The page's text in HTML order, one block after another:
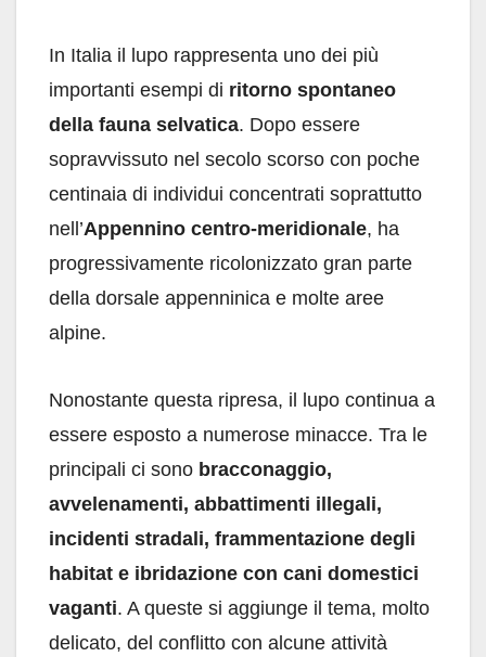
In Italia il lupo rappresenta uno dei più
importanti esempi di ritorno spontaneo
della fauna selvatica. Dopo essere
sopravvissuto nel secolo scorso con poche
centinaia di individui concentrati soprattutto
nell’Appennino centro-meridionale, ha
progressivamente ricolonizzato gran parte
della dorsale appenninica e molte aree
alpine.
Nonostante questa ripresa, il lupo continua a
essere esposto a numerose minacce. Tra le
principali ci sono bracconaggio,
avvelenamenti, abbattimenti illegali,
incidenti stradali, frammentazione degli
habitat e ibridazione con cani domestici
vaganti. A queste si aggiunge il tema, molto
delicato, del conflitto con alcune attività